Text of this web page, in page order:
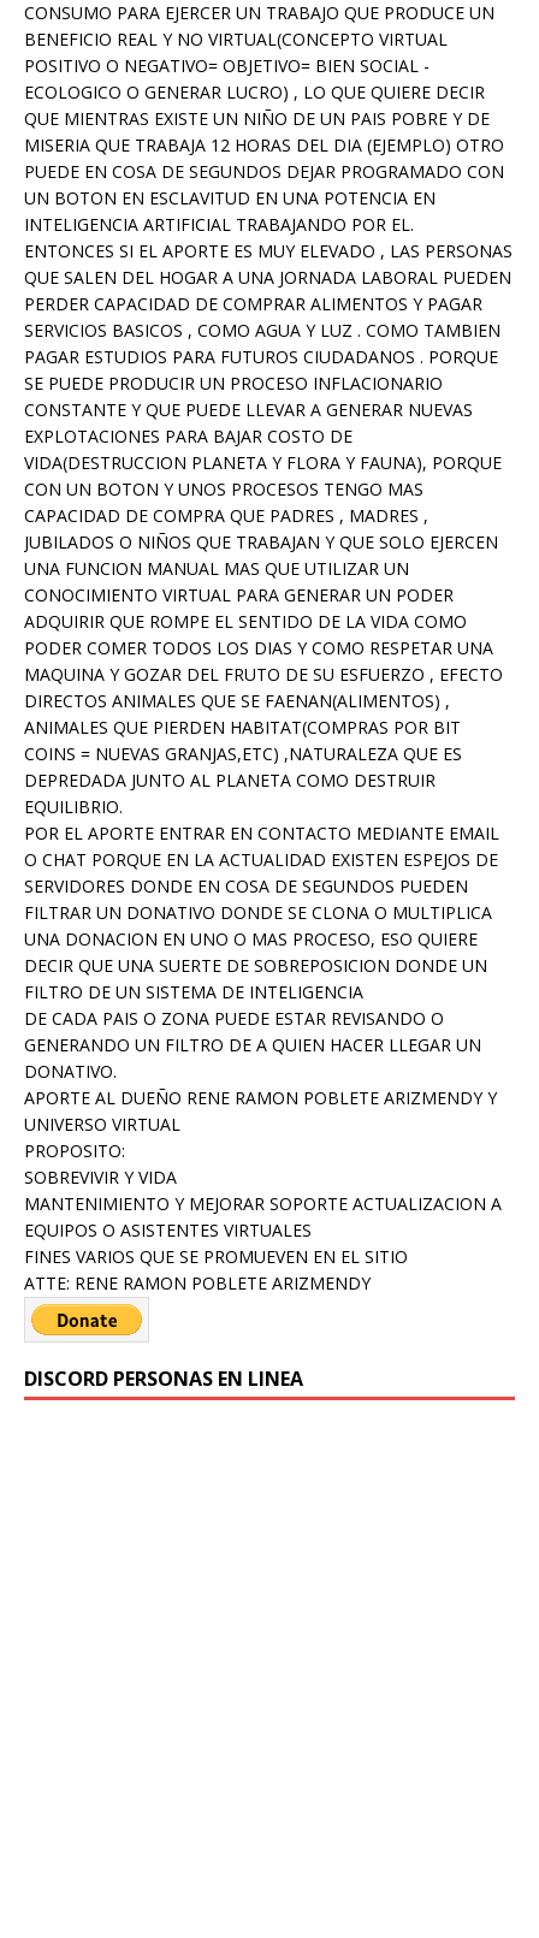
CONSUMO PARA EJERCER UN TRABAJO QUE PRODUCE UN
BENEFICIO REAL Y NO VIRTUAL(CONCEPTO VIRTUAL
POSITIVO O NEGATIVO= OBJETIVO= BIEN SOCIAL -
ECOLOGICO O GENERAR LUCRO) , LO QUE QUIERE DECIR
QUE MIENTRAS EXISTE UN NIÑO DE UN PAIS POBRE Y DE
MISERIA QUE TRABAJA 12 HORAS DEL DIA (EJEMPLO) OTRO
PUEDE EN COSA DE SEGUNDOS DEJAR PROGRAMADO CON
UN BOTON EN ESCLAVITUD EN UNA POTENCIA EN
INTELIGENCIA ARTIFICIAL TRABAJANDO POR EL.
ENTONCES SI EL APORTE ES MUY ELEVADO , LAS PERSONAS
QUE SALEN DEL HOGAR A UNA JORNADA LABORAL PUEDEN
PERDER CAPACIDAD DE COMPRAR ALIMENTOS Y PAGAR
SERVICIOS BASICOS , COMO AGUA Y LUZ . COMO TAMBIEN
PAGAR ESTUDIOS PARA FUTUROS CIUDADANOS . PORQUE
SE PUEDE PRODUCIR UN PROCESO INFLACIONARIO
CONSTANTE Y QUE PUEDE LLEVAR A GENERAR NUEVAS
EXPLOTACIONES PARA BAJAR COSTO DE
VIDA(DESTRUCCION PLANETA Y FLORA Y FAUNA), PORQUE
CON UN BOTON Y UNOS PROCESOS TENGO MAS
CAPACIDAD DE COMPRA QUE PADRES , MADRES ,
JUBILADOS O NIÑOS QUE TRABAJAN Y QUE SOLO EJERCEN
UNA FUNCION MANUAL MAS QUE UTILIZAR UN
CONOCIMIENTO VIRTUAL PARA GENERAR UN PODER
ADQUIRIR QUE ROMPE EL SENTIDO DE LA VIDA COMO
PODER COMER TODOS LOS DIAS Y COMO RESPETAR UNA
MAQUINA Y GOZAR DEL FRUTO DE SU ESFUERZO , EFECTO
DIRECTOS ANIMALES QUE SE FAENAN(ALIMENTOS) ,
ANIMALES QUE PIERDEN HABITAT(COMPRAS POR BIT
COINS = NUEVAS GRANJAS,ETC) ,NATURALEZA QUE ES
DEPREDADA JUNTO AL PLANETA COMO DESTRUIR
EQUILIBRIO.
POR EL APORTE ENTRAR EN CONTACTO MEDIANTE EMAIL
O CHAT PORQUE EN LA ACTUALIDAD EXISTEN ESPEJOS DE
SERVIDORES DONDE EN COSA DE SEGUNDOS PUEDEN
FILTRAR UN DONATIVO DONDE SE CLONA O MULTIPLICA
UNA DONACION EN UNO O MAS PROCESO, ESO QUIERE
DECIR QUE UNA SUERTE DE SOBREPOSICION DONDE UN
FILTRO DE UN SISTEMA DE INTELIGENCIA
DE CADA PAIS O ZONA PUEDE ESTAR REVISANDO O
GENERANDO UN FILTRO DE A QUIEN HACER LLEGAR UN
DONATIVO.
APORTE AL DUEÑO RENE RAMON POBLETE ARIZMENDY Y
UNIVERSO VIRTUAL
PROPOSITO:
SOBREVIVIR Y VIDA
MANTENIMIENTO Y MEJORAR SOPORTE ACTUALIZACION A
EQUIPOS O ASISTENTES VIRTUALES
FINES VARIOS QUE SE PROMUEVEN EN EL SITIO
ATTE: RENE RAMON POBLETE ARIZMENDY
DISCORD PERSONAS EN LINEA